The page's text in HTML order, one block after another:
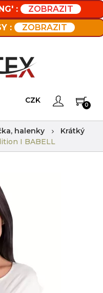
:
ZOBRAZIT
:
ZOBRAZIT
CZK
0
halenky
Krátký
I BABELL